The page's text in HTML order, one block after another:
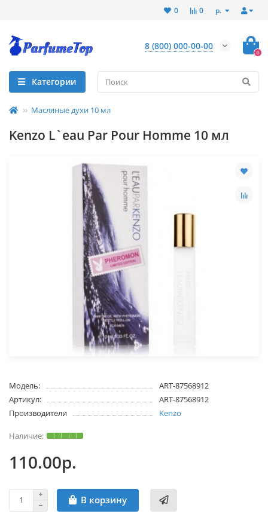
р.
0
0
8 (800) 000-00-00
0
Категории
Масляные духи 10 мл
Kenzo L`eau Par Pour Homme 10 мл
Модель:
ART-87568912
Артикул:
ART-87568912
Производители
Kenzo
110.00р.
В корзину